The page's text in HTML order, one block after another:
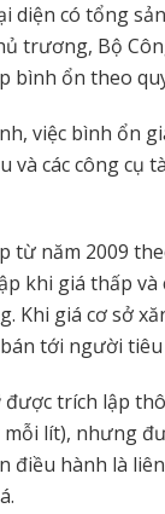
diện có tổng
trương, Bộ
bình ổn theo
việc bình ổn
và các công cụ
từ năm 2009
khi giá thấp
Khi giá cơ sở
tới người tiêu
trích lập
lít), nhưng
điều hành là